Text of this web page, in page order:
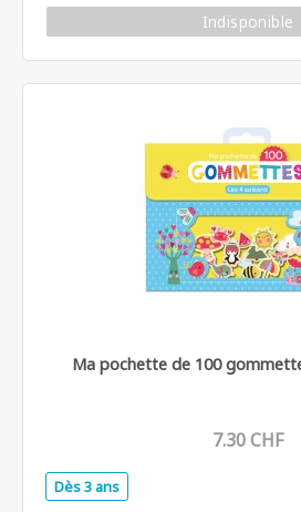
Indisponible
Ma pochette de 100
7.30 CHF
Dès 3 ans